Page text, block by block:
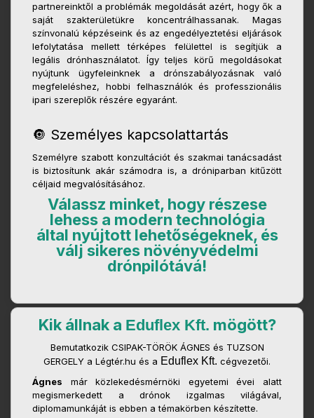
partnereinktől a problémák megoldását azért, hogy ők a
saját szakterületükre koncentrálhassanak. Magas
színvonalú képzéseink és az engedélyeztetési eljárások
lefolytatása mellett térképes felülettel is segítjük a
legális drónhasználatot. Így teljes körű megoldásokat
nyújtunk ügyfeleinknek a drónszabályozásnak való
megfeleléshez, hobbi felhasználók és professzionális
ipari szereplők részére egyaránt.
🔘 Személyes kapcsolattartás
Személyre szabott konzultációt és szakmai tanácsadást
is biztosítunk akár számodra is, a dróniparban kitűzött
céljaid megvalósításához.
Válassz minket, hogy részese
lehess a modern technológia
által nyújtott lehetőségeknek, és
válj sikeres növényvédelmi
drónpilótává!
Kik állnak a Eduflex Kft. mögött?
Bemutatkozik CSIPAK-TÖRÖK ÁGNES és TUZSON
GERGELY a Légtér.hu és a Eduflex Kft. cégvezetői.
Ágnes már közlekedésmérnöki egyetemi évei alatt
megismerkedett a drónok izgalmas világával,
diplomamunkáját is ebben a témakörben készítette.